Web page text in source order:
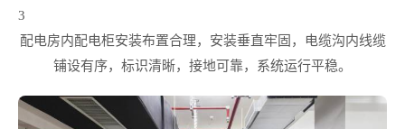
3
配电房内配电柜安装布置合理，安装垂直牢固，电缆沟内线缆
铺设有序，标识清晰，接地可靠，系统运行平稳。